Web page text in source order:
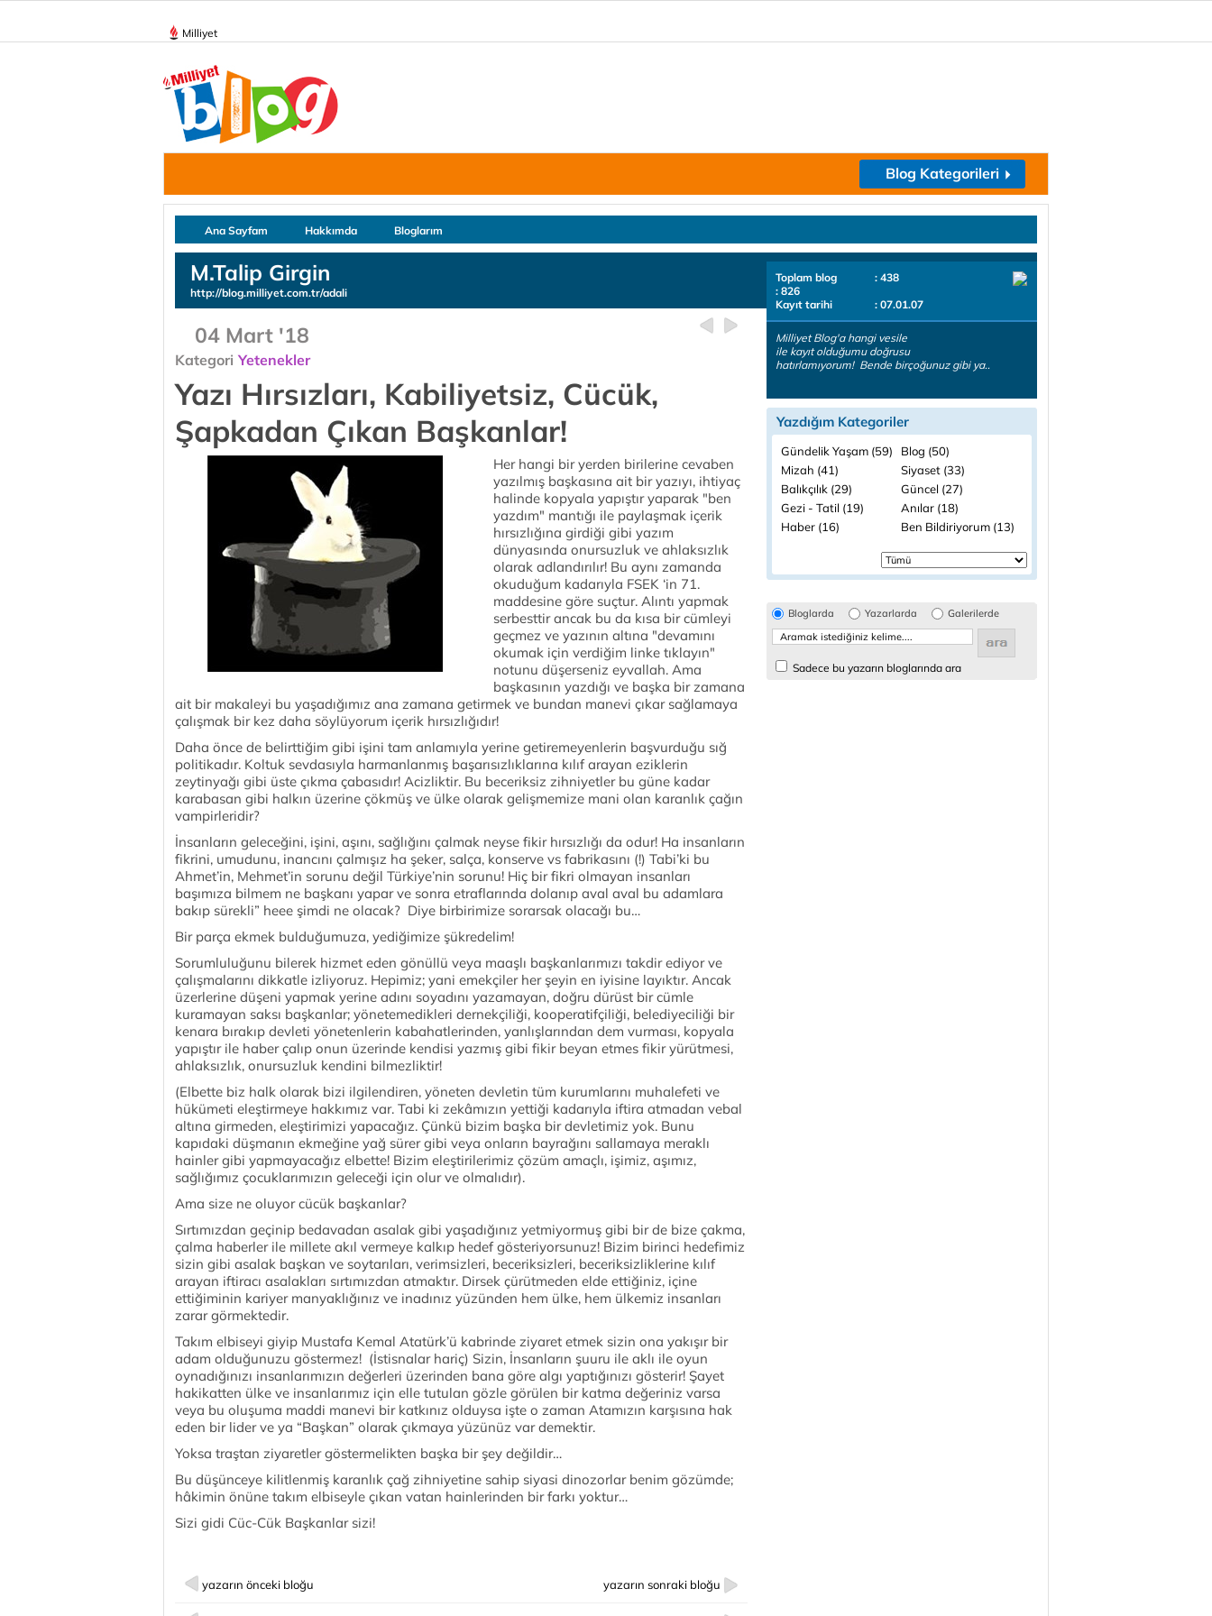
Milliyet
Blog Kategorileri
Ana Sayfam Hakkımda Bloglarım
M.Talip Girgin
http://blog.milliyet.com.tr/adali
04 Mart '18
Kategori Yetenekler
Yazı Hırsızları, Kabiliyetsiz, Cücük,
Şapkadan Çıkan Başkanlar!
Her hangi bir yerden birilerine cevaben
yazılmış başkasına ait bir yazıyı, ihtiyaç
halinde kopyala yapıştır yaparak "ben
yazdım" mantığı ile paylaşmak içerik
hırsızlığına girdiği gibi yazım
dünyasında onursuzluk ve ahlaksızlık
olarak adlandırılır! Bu aynı zamanda
okuduğum kadarıyla FSEK ‘in 71.
maddesine göre suçtur. Alıntı yapmak
serbesttir ancak bu da kısa bir cümleyi
geçmez ve yazının altına "devamını
okumak için verdiğim linke tıklayın"
notunu düşerseniz eyvallah. Ama
başkasının yazdığı ve başka bir zamana
ait bir makaleyi bu yaşadığımız ana zamana getirmek ve bundan manevi çıkar sağlamaya
çalışmak bir kez daha söylüyorum içerik hırsızlığıdır!
Daha önce de belirttiğim gibi işini tam anlamıyla yerine getiremeyenlerin başvurduğu sığ
politikadır. Koltuk sevdasıyla harmanlanmış başarısızlıklarına kılıf arayan eziklerin
zeytinyağı gibi üste çıkma çabasıdır! Acizliktir. Bu beceriksiz zihniyetler bu güne kadar
karabasan gibi halkın üzerine çökmüş ve ülke olarak gelişmemize mani olan karanlık çağın
vampirleridir?
İnsanların geleceğini, işini, aşını, sağlığını çalmak neyse fikir hırsızlığı da odur! Ha insanların
fikrini, umudunu, inancını çalmışız ha şeker, salça, konserve vs fabrikasını (!) Tabi’ki bu
Ahmet’in, Mehmet’in sorunu değil Türkiye’nin sorunu! Hiç bir fikri olmayan insanları
başımıza bilmem ne başkanı yapar ve sonra etraflarında dolanıp aval aval bu adamlara
bakıp sürekli” heee şimdi ne olacak? Diye birbirimize sorarsak olacağı bu…
Bir parça ekmek bulduğumuza, yediğimize şükredelim!
Sorumluluğunu bilerek hizmet eden gönüllü veya maaşlı başkanlarımızı takdir ediyor ve
çalışmalarını dikkatle izliyoruz. Hepimiz; yani emekçiler her şeyin en iyisine layıktır. Ancak
üzerlerine düşeni yapmak yerine adını soyadını yazamayan, doğru dürüst bir cümle
kuramayan saksı başkanlar; yönetemedikleri dernekçiliği, kooperatifçiliği, belediyeciliği bir
kenara bırakıp devleti yönetenlerin kabahatlerinden, yanlışlarından dem vurması, kopyala
yapıştır ile haber çalıp onun üzerinde kendisi yazmış gibi fikir beyan etmes fikir yürütmesi,
ahlaksızlık, onursuzluk kendini bilmezliktir!
(Elbette biz halk olarak bizi ilgilendiren, yöneten devletin tüm kurumlarını muhalefeti ve
hükümeti eleştirmeye hakkımız var. Tabi ki zekâmızın yettiği kadarıyla iftira atmadan vebal
altına girmeden, eleştirimizi yapacağız. Çünkü bizim başka bir devletimiz yok. Bunu
kapıdaki düşmanın ekmeğine yağ sürer gibi veya onların bayrağını sallamaya meraklı
hainler gibi yapmayacağız elbette! Bizim eleştirilerimiz çözüm amaçlı, işimiz, aşımız,
sağlığımız çocuklarımızın geleceği için olur ve olmalıdır).
Ama size ne oluyor cücük başkanlar?
Sırtımızdan geçinip bedavadan asalak gibi yaşadığınız yetmiyormuş gibi bir de bize çakma,
çalma haberler ile millete akıl vermeye kalkıp hedef gösteriyorsunuz! Bizim birinci hedefimiz
sizin gibi asalak başkan ve soytarıları, verimsizleri, beceriksizleri, beceriksizliklerine kılıf
arayan iftiracı asalakları sırtımızdan atmaktır. Dirsek çürütmeden elde ettiğiniz, içine
ettiğiminin kariyer manyaklığınız ve inadınız yüzünden hem ülke, hem ülkemiz insanları
zarar görmektedir.
Takım elbiseyi giyip Mustafa Kemal Atatürk’ü kabrinde ziyaret etmek sizin ona yakışır bir
adam olduğunuzu göstermez! (İstisnalar hariç) Sizin, İnsanların şuuru ile aklı ile oyun
oynadığınızı insanlarımızın değerleri üzerinden bana göre algı yaptığınızı gösterir! Şayet
hakikatten ülke ve insanlarımız için elle tutulan gözle görülen bir katma değeriniz varsa
veya bu oluşuma maddi manevi bir katkınız olduysa işte o zaman Atamızın karşısına hak
eden bir lider ve ya “Başkan” olarak çıkmaya yüzünüz var demektir.
Yoksa traştan ziyaretler göstermelikten başka bir şey değildir…
Bu düşünceye kilitlenmiş karanlık çağ zihniyetine sahip siyasi dinozorlar benim gözümde;
hâkimin önüne takım elbiseyle çıkan vatan hainlerinden bir farkı yoktur…
Sizi gidi Cüc-Cük Başkanlar sizi!
yazarın önceki bloğu yazarın sonraki bloğu
Toplam blog
: 438
: 826
Kayıt tarihi
: 07.01.07
Milliyet Blog'a hangi vesile
ile kayıt olduğumu doğrusu
hatırlamıyorum! Bende birçoğunuz gibi ya..
Yazdığım Kategoriler
Gündelik Yaşam (59)
Blog (50)
Mizah (41)
Siyaset (33)
Balıkçılık (29)
Güncel (27)
Gezi - Tatil (19)
Anılar (18)
Haber (16)
Ben Bildiriyorum (13)
Bloglarda Yazarlarda Galerilerde
Sadece bu yazarın bloglarında ara